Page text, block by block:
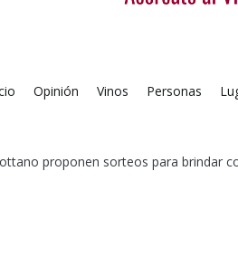
Opinión Vinos Personas
proponen sorteos para brindar